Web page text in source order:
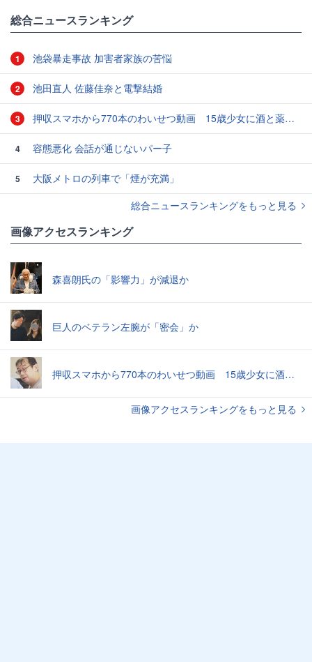
総合ニュースランキング
1 池袋暴走事故 加害者家族の苦悩
2 池田直人 佐藤佳奈と電撃結婚
3 押収スマホから770本のわいせつ動画 15歳少女に酒と薬飲ませ性的暴行か 54歳男を再逮捕 「薬もありますよ」とSNSで誘い出し
4 容態悪化 会話が通じないパー子
5
大阪メトロの列車で「煙が充満」
総合ニュースランキングをもっと見る
画像アクセスランキング
森喜朗氏の「影響力」が減退か
巨人のベテラン左腕が「密会」か
押収スマホから770本のわいせつ動画 15歳少女に酒と薬飲ませ性的暴行か 54歳男を再逮捕 「薬もありますよ」とSNSで誘い出し
画像アクセスランキングをもっと見る